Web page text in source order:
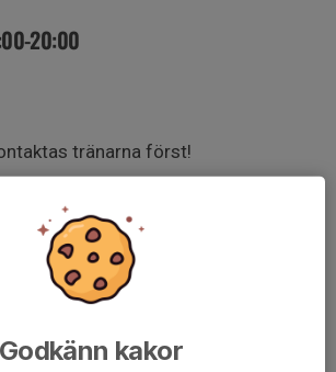
20:00
tränarna först!
Godkänn kakor